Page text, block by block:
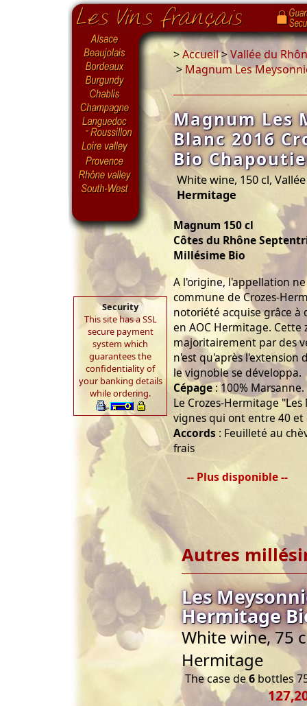
Security
This site has a SSL
secure payment
system which
guarantees the
confidentiality of
your banking details
while ordering.
>Accueil>Vallée du
> Magnum Les
Magnum Les
Blanc 2016
Bio
White wine, 150 cl,
Hermitage
Magnum 150 cl
Côtes du Rhône
Millésime Bio
A l'origine, l'appellation
commune de Crozes-
notoriété acquise grâce à
en AOC Hermitage.
majoritairement par des
n'est qu'après l'extension
le vignoble se développa.
Cépage: 100% Marsanne.
Le Crozes-Hermitage
vignes qui ont entre 40 et
Accords : Feuilleté au
frais
-- Plus disponible --
Autres
Les
Hermitage
White wine, 75
Hermitage
The case de6 bottles